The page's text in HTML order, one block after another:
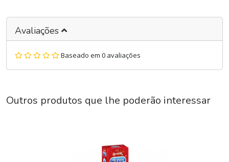
Avaliações
Baseado em 0 avaliações
Outros produtos que lhe poderão interessar